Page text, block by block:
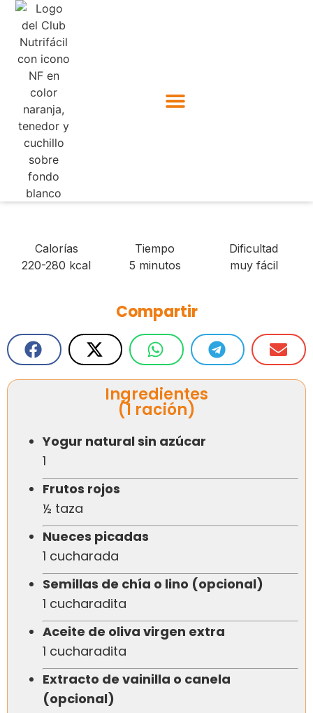
Calorías
220-280 kcal
Tiempo
5 minutos
Dificultad
muy fácil
Compartir
Ingredientes
(1 ración)
Yogur natural sin azúcar
1
Frutos rojos
½ taza
Nueces picadas
1 cucharada
Semillas de chía o lino (opcional)
1 cucharadita
Aceite de oliva virgen extra
1 cucharadita
Extracto de vainilla o canela
(opcional)